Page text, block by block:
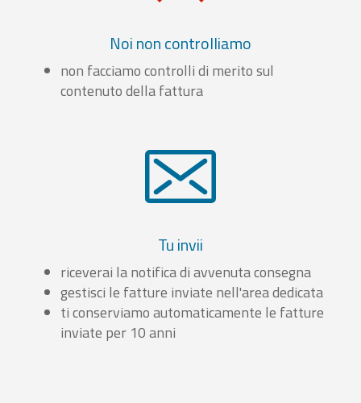
Noi non controlliamo
non facciamo controlli di merito sul
contenuto della fattura
Tu invii
riceverai la notifica di avvenuta consegna
gestisci le fatture inviate nell'area dedicata
ti conserviamo automaticamente le fatture
inviate per 10 anni